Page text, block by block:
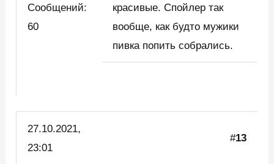
Сообщений:
60
красивые. Спойлер так
вообще, как будто мужики
пивка попить собрались.
27.10.2021,
23:01
#13